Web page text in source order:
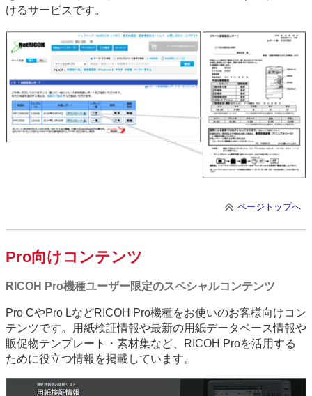
けるサービスです。
ページトップへ
Pro向けコンテンツ
RICOH Pro機種ユーザー限定のスペシャルコンテンツ
Pro CやPro LなどRICOH Pro機種をお使いのお客様向けコン
テンツです。用紙検証情報や最新の用紙データベース情報や
販促物テンプレート・素材集など、RICOH Proを活用する
ために役立つ情報を掲載しています。